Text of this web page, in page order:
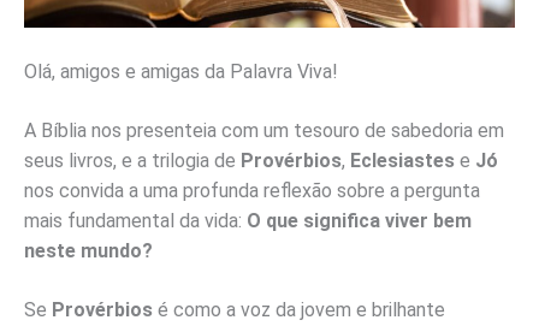
Olá, amigos e amigas da Palavra Viva!
A Bíblia nos presenteia com um tesouro de sabedoria em
seus livros, e a trilogia de Provérbios, Eclesiastes e Jó
nos convida a uma profunda reflexão sobre a pergunta
mais fundamental da vida: O que significa viver bem
neste mundo?
Se Provérbios é como a voz da jovem e brilhante